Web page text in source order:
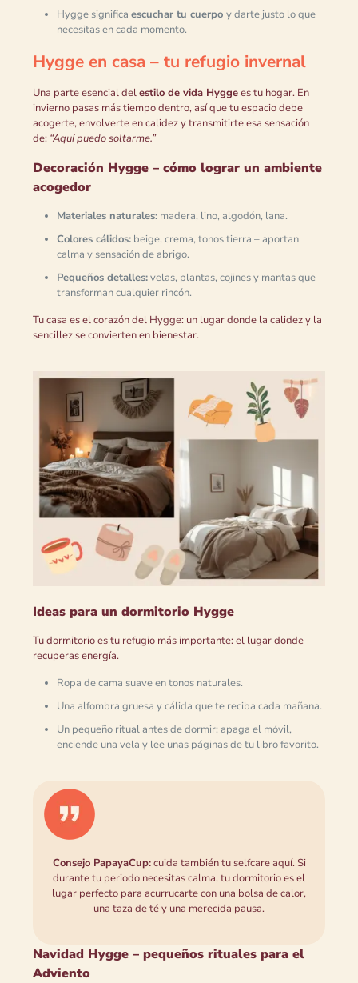
Hygge significa escuchar tu cuerpo y darte justo lo que
necesitas en cada momento.
Hygge en casa – tu refugio invernal
Una parte esencial delestilo de vida Hyggees tu hogar. En
invierno pasas más tiempo dentro, así que tu espacio debe
acogerte, envolverte en calidez y transmitirte esa sensación
de: “Aquí puedo soltarme.”
Decoración Hygge – cómo lograr un ambiente
acogedor
Materiales naturales:madera, lino, algodón, lana.
Colores cálidos:beige, crema, tonos tierra – aportan
calma y sensación de abrigo.
Pequeños detalles:velas, plantas, cojines y mantas que
transforman cualquier rincón.
Tu casa es el corazón del Hygge: un lugar donde la calidez y la
sencillez se convierten en bienestar.
Ideas para un dormitorio Hygge
Tu dormitorio es tu refugio más importante: el lugar donde
recuperas energía.
Ropa de cama suave en tonos naturales.
Una alfombra gruesa y cálida que te reciba cada mañana.
Un pequeño ritual antes de dormir: apaga el móvil,
enciende una vela y lee unas páginas de tu libro favorito.
Consejo PapayaCup:cuida también tu selfcare aquí. Si
durante tu periodo necesitas calma, tu dormitorio es el
lugar perfecto para acurrucarte con una bolsa de calor,
una taza de té y una merecida pausa.
Navidad Hygge – pequeños rituales para el
Adviento